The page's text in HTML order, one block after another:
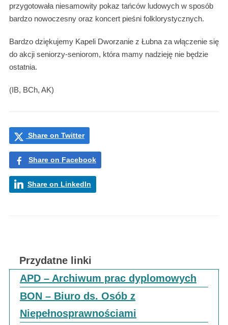
przygotowała niesamowity pokaz tańców ludowych w sposób
bardzo nowoczesny oraz koncert pieśni folklorystycznych.
Bardzo dziękujemy Kapeli Dworzanie z Łubna za włączenie się
do akcji seniorzy-seniorom, która mamy nadzieję nie będzie
ostatnia.
(IB, BCh, AK)
Share on Twitter
Share on Facebook
Share on LinkedIn
Przydatne linki
APD – Archiwum prac dyplomowych
BON – Biuro ds. Osób z
Niepełnosprawnościami